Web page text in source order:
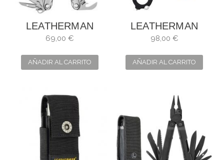
LEATHERMAN
BOND
69,00 €
AÑADIR AL CARRITO
LEATHERMAN
RAPTOR AZUL Y
98,00 €
AÑADIR AL CARRITO